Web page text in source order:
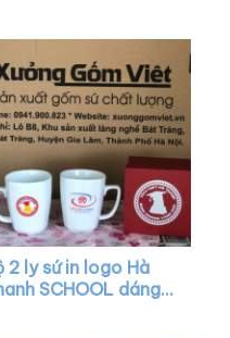
2 ly sứ in logo Hà
SCHOOL dáng